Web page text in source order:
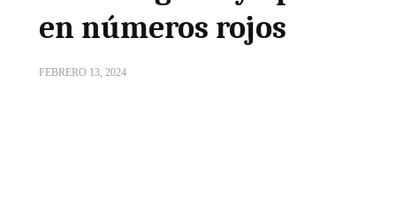
en números rojos
FEBRERO 13, 2024